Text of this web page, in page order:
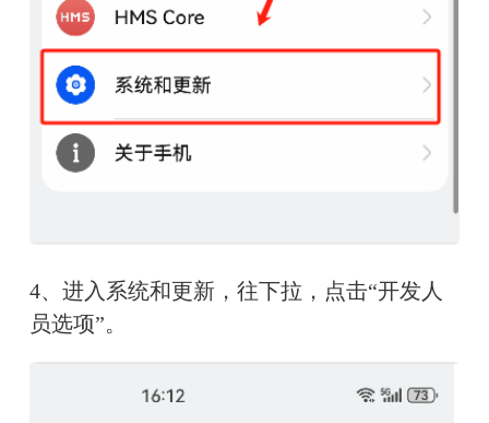
4、进入系统和更新，往下拉，点击“开发人
员选项”。